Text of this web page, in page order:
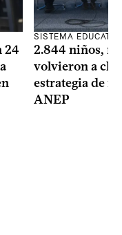
24
SISTEMA
2.844 niños,
volvieron a
estrategia de
ANEP